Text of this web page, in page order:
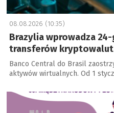
08.08.2026 (10:35)
Brazylia wprowadza
transferów kryptowalut
Banco Central do Brasil
aktywów wirtualnych. Od 1
a